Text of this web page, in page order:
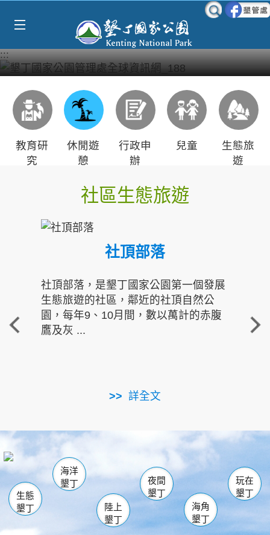
:::
教育研
究
休閒遊
憩
行政申
辦
兒童
生態旅
遊
社區生態旅遊
社頂部落
社頂部落，是墾丁國家公園第一個發展
生態旅遊的社區，鄰近的社頂自然公
園，每年9、10月間，數以萬計的赤腹
鷹及灰 ...
詳全文
重
走進
南仁湖
海生館
恆春 佳樂水
龍鑾潭自然中心 森林遊樂區
瓊麻館
關山 墾管處遊客中心
社頂公園 風吹沙
船帆石
白砂 龍磐公園
香蕉灣
砂島
鵝鑾鼻
生態
墾丁
海洋
墾丁
陸上
墾丁
夜間
墾丁
海角
墾丁
玩在
墾丁